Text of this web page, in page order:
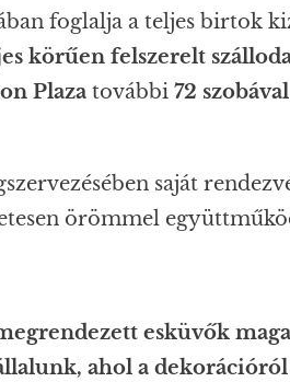
foglalja a teljes birtok
körűen felszerelt
Plaza további 72 szobával
saját
örömmel
esküvők
ahol a